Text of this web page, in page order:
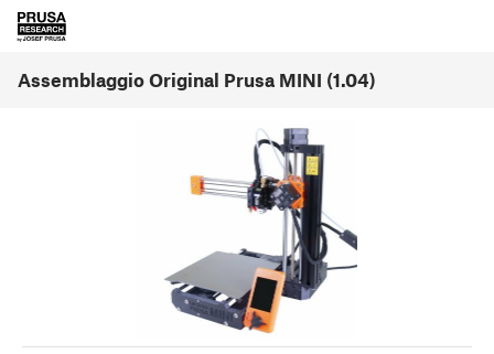
Assemblaggio Original Prusa MINI (1.04)